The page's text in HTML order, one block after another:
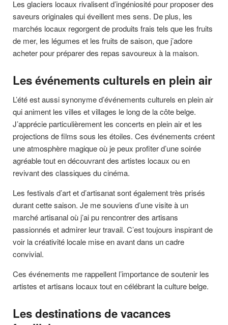
Les glaciers locaux rivalisent d’ingéniosité pour proposer des
saveurs originales qui éveillent mes sens. De plus, les
marchés locaux regorgent de produits frais tels que les fruits
de mer, les légumes et les fruits de saison, que j’adore
acheter pour préparer des repas savoureux à la maison.
Les événements culturels en plein air
L’été est aussi synonyme d’événements culturels en plein air
qui animent les villes et villages le long de la côte belge.
J’apprécie particulièrement les concerts en plein air et les
projections de films sous les étoiles. Ces événements créent
une atmosphère magique où je peux profiter d’une soirée
agréable tout en découvrant des artistes locaux ou en
revivant des classiques du cinéma.
Les festivals d’art et d’artisanat sont également très prisés
durant cette saison. Je me souviens d’une visite à un
marché artisanal où j’ai pu rencontrer des artisans
passionnés et admirer leur travail. C’est toujours inspirant de
voir la créativité locale mise en avant dans un cadre
convivial.
Ces événements me rappellent l’importance de soutenir les
artistes et artisans locaux tout en célébrant la culture belge.
Les destinations de vacances